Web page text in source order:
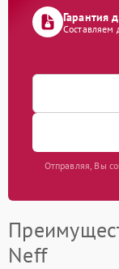
Гарантия
Составляем
Отправляя, Вы
Neff